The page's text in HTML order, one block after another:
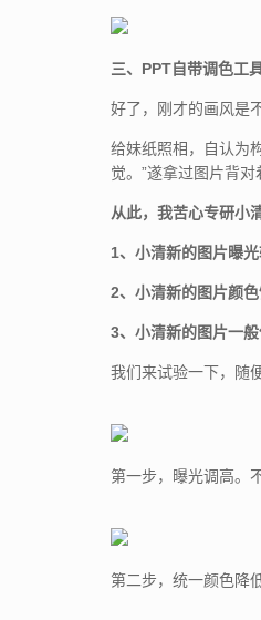
三、PPT自带调色工
好了，刚才的画风是
给妹纸照相，自认为
觉。”遂拿过图片背
从此，我苦心专研小
1、小清新的图片曝光
2、小清新的图片颜色
3、小清新的图片一般
我们来试验一下，随
第一步，曝光调高。
第二步，统一颜色降